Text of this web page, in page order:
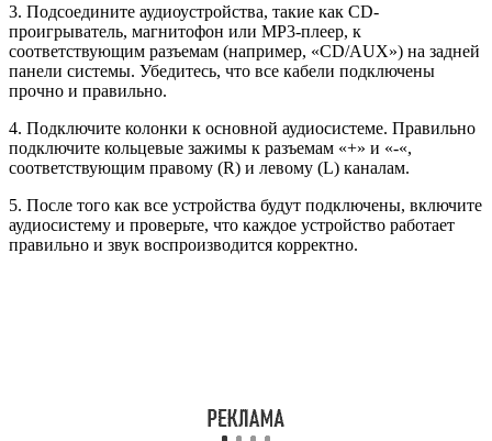
3. Подсоедините аудиоустройства, такие как CD-
проигрыватель, магнитофон или MP3-плеер, к
соответствующим разъемам (например, «CD/AUX») на задней
панели системы. Убедитесь, что все кабели подключены
прочно и правильно.
4. Подключите колонки к основной аудиосистеме. Правильно
подключите кольцевые зажимы к разъемам «+» и «-«,
соответствующим правому (R) и левому (L) каналам.
5. После того как все устройства будут подключены, включите
аудиосистему и проверьте, что каждое устройство работает
правильно и звук воспроизводится корректно.